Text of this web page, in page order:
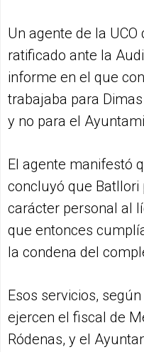
Un agente de la
ratificado ante la
informe en el que
trabajaba para
y no para el
El agente manifestó
concluyó que Batllori
carácter personal al
que entonces
la condena del
Esos servicios,
ejercen el fiscal de
Ródenas, y el